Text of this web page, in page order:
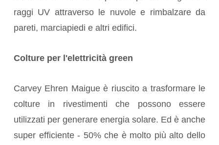
raggi UV attraverso le nuvole e rimbalzare da
pareti, marciapiedi e altri edifici.
Colture per l'elettricità green
Carvey Ehren Maigue è riuscito a trasformare le
colture in rivestimenti che possono essere
utilizzati per generare energia solare. Ed è anche
super efficiente - 50% che è molto più alto dello